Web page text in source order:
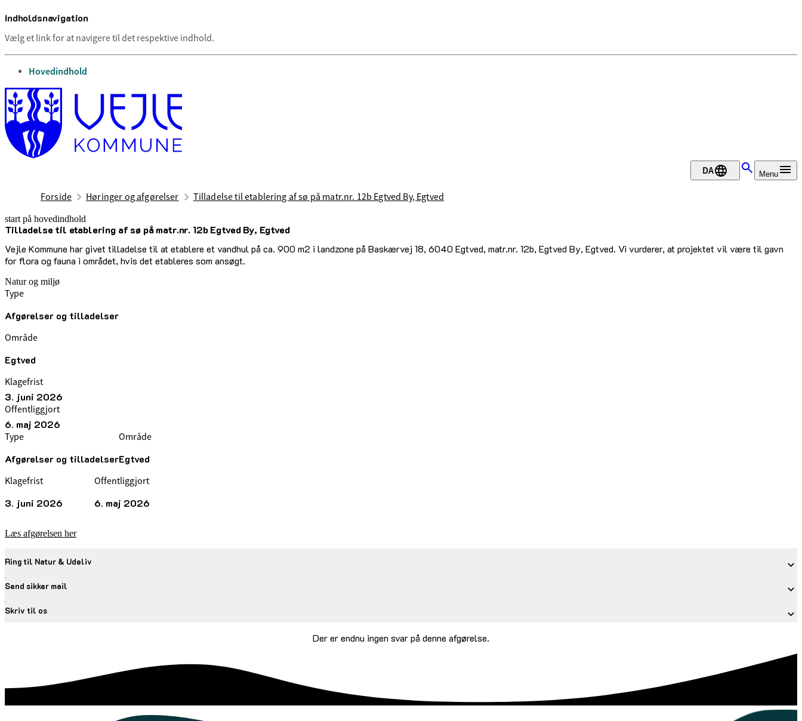
Indholdsnavigation
Vælg et link for at navigere til det respektive indhold.
gå til
Hovedindhold
DA Menu
Forside Høringer og afgørelser Tilladelse til etablering af sø på matr.nr. 12b Egtved By, Egtved
start på hovedindhold
Tilladelse til etablering af sø på matr.nr. 12b Egtved By, Egtved
Vejle Kommune har givet tilladelse til at etablere et vandhul på ca. 900 m2 i landzone på Baskærvej 18, 6040 Egtved, matr.nr. 12b, Egtved By, Egtved. Vi vurderer, at projektet vil være til gavn
for flora og fauna i området, hvis det etableres som ansøgt.
senest opdateret 6. maj 2026
Natur og miljø
Type
Afgørelser og tilladelser
Område
Egtved
Klagefrist
3. juni 2026
Offentliggjort
6. maj 2026
Type
Afgørelser og tilladelser
Område
Egtved
Klagefrist
3. juni 2026
Offentliggjort
6. maj 2026
Læs afgørelsen her
Ring til Natur & Udeliv
Send sikker mail
Skriv til os
Der er endnu ingen svar på denne afgørelse.